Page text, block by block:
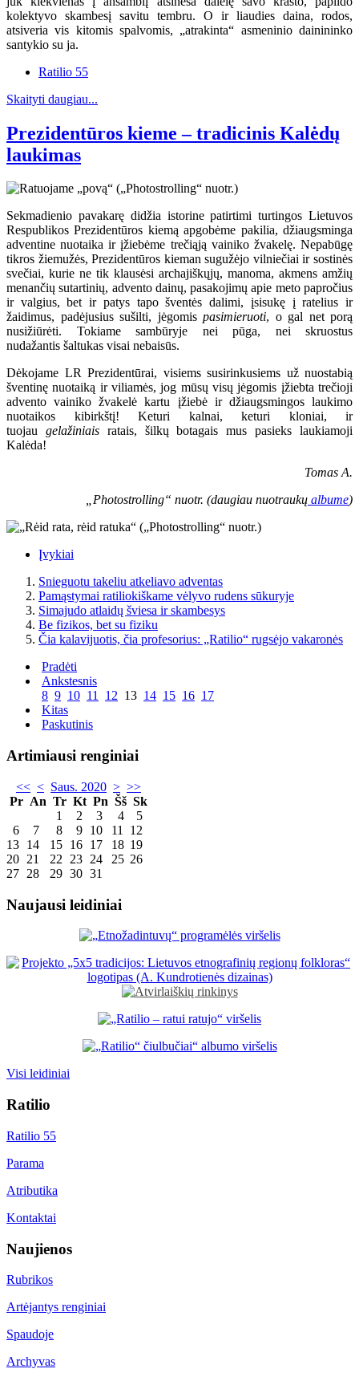
kolektyvo skambesį savitu tembru. O ir liaudies daina, rodos,
atsiveria vis kitomis spalvomis, „atrakinta“ asmeninio dainininko
santykio su ja.
Ratilio 55
Skaityti daugiau...
Prezidentūros kieme – tradicinis Kalėdų
laukimas
Sekmadienio pavakarę didžia istorine patirtimi turtingos Lietuvos
Respublikos Prezidentūros kiemą apgobėme pakilia, džiaugsminga
adventine nuotaika ir įžiebėme trečiąją vainiko žvakelę. Nepabūgę
tikros žiemužės, Prezidentūros kieman sugužėjo vilniečiai ir sostinės
svečiai, kurie ne tik klausėsi archajiškųjų, manoma, akmens amžių
menančių sutartinių, advento dainų, pasakojimų apie meto papročius
ir valgius, bet ir patys tapo šventės dalimi, įsisukę į ratelius ir
žaidimus, padėjusius sušilti, jėgomis pasimieruoti, o gal net porą
nusižiūrėti. Tokiame sambūryje nei pūga, nei skruostus
nudažantis šaltukas visai nebaisūs.
Dėkojame LR Prezidentūrai, visiems susirinkusiems už nuostabią
šventinę nuotaiką ir viliamės, jog mūsų visų jėgomis įžiebta trečioji
advento vainiko žvakelė kartu įžiebė ir džiaugsmingos laukimo
nuotaikos kibirkštį! Keturi kalnai, keturi kloniai, ir
tuojau gelažiniaisratais, šilkų botagais mus pasieks laukiamoji
Kalėda!
Tomas A.
„Photostrolling“ nuotr. (daugiau nuotraukų albume)
Įvykiai
Snieguotu takeliu atkeliavo adventas
Pamąstymai ratiliokiškame vėlyvo rudens sūkuryje
Simajudo atlaidų šviesa ir skambesys
Be fizikos, bet su fiziku
Čia kalavijuotis, čia profesorius: „Ratilio“ rugsėjo vakaronės
Pradėti
Ankstesnis
8 9 10 11 12 13 14 15 16 17
Kitas
Paskutinis
Artimiausi renginiai
<< < Saus. 2020 > >>
Pr An Tr Kt Pn Šš Sk
1
2 3 4
5
6
7 8 9 10 11
12
13 14 15 16 17 18 19
20 21 22 23 24 25 26
27 28 29 30 31
Naujausi leidiniai
Visi leidiniai
Ratilio
Ratilio 55
Parama
Atributika
Kontaktai
Naujienos
Rubrikos
Artėjantys renginiai
Spaudoje
Archyvas